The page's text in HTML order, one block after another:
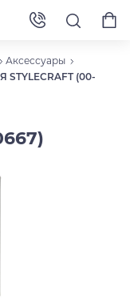
Аксессуары
(00-